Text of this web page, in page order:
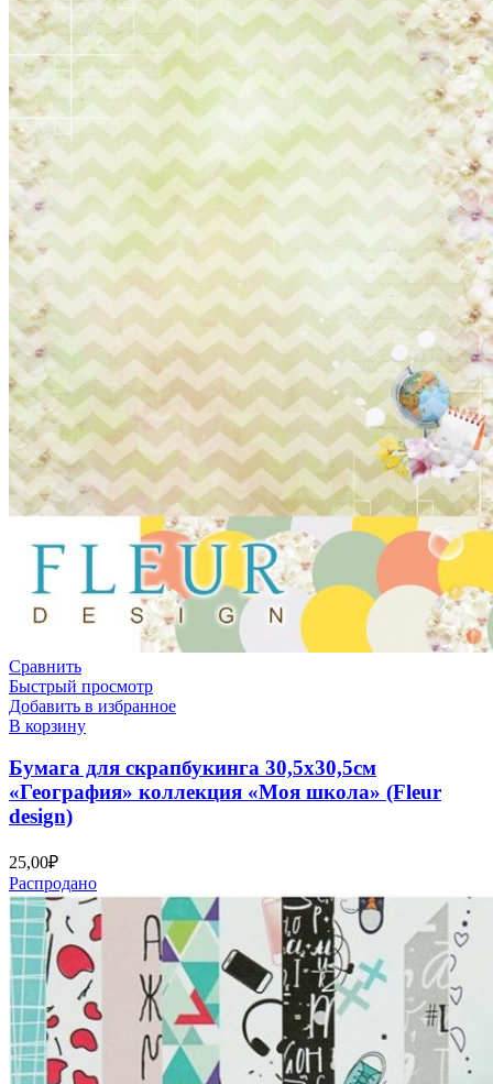
Сравнить
Быстрый просмотр
Добавить в избранное
В корзину
Бумага для скрапбукинга 30,5х30,5см
«География» коллекция «Моя школа» (Fleur
design)
25,00₽
Распродано